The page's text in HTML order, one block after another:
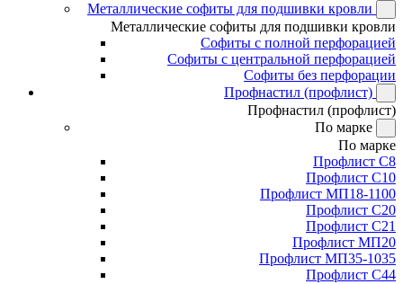
Металлические софиты для подшивки кровли
Металлические софиты для подшивки кровли
Софиты с полной перфорацией
Софиты с центральной перфорацией
Софиты без перфорации
Профнастил (профлист)
Профнастил (профлист)
По марке
По марке
Профлист С8
Профлист С10
Профлист МП18-1100
Профлист С20
Профлист С21
Профлист МП20
Профлист МП35-1035
Профлист С44